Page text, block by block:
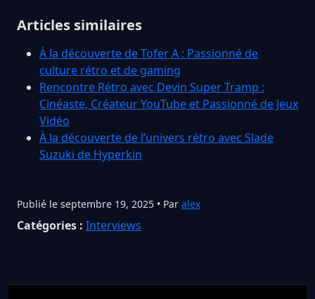
Articles similaires
À la découverte de Tofer A : Passionné de
culture rétro et de gaming
Rencontre Rétro avec Devin Super Tramp :
Cinéaste, Créateur YouTube et Passionné de Jeux
Vidéo
À la découverte de l’univers rétro avec Slade
Suzuki de Hyperkin
Publié le septembre 19, 2025 • Par alex
Catégories : Interviews